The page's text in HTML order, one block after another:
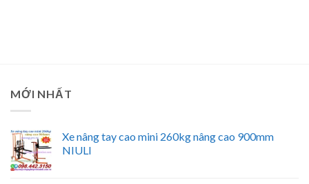
MỚI NHẤT
Xe nâng tay cao mini 260kg nâng cao 900mm
NIULI